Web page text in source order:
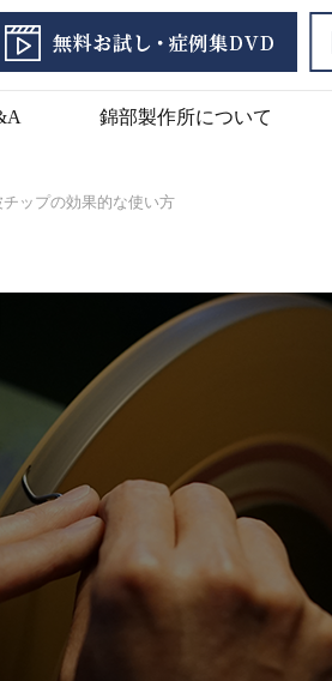
錦部製作所について
ップの効果的な使い方